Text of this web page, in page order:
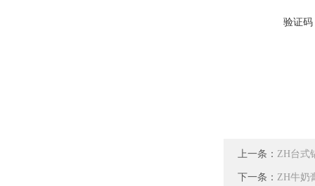
验证码
上一条： ZH台式
下一条： ZH牛奶